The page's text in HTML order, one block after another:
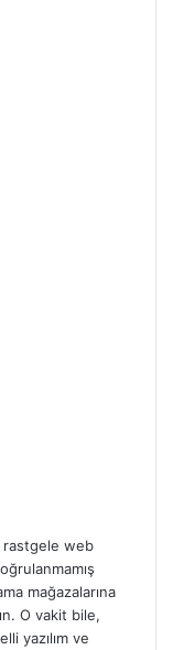
rastgele web
mağazalarına
O vakit bile,
yazılım ve